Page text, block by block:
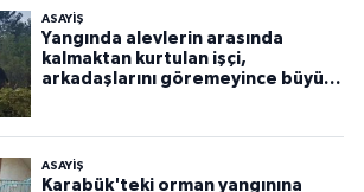
ASAYİŞ
Yangında alevlerin arasında
kalmaktan kurtulan işçi,
arkadaşlarını göremeyince büyük
ASAYİŞ
Karabük'teki orman yangınına